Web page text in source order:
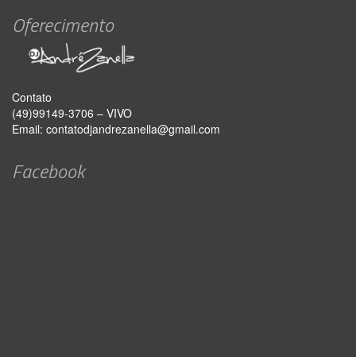
Oferecimento
Contato
(49)99149-3706 – VIVO
Email: contatodjandrezanella@gmail.com
Facebook